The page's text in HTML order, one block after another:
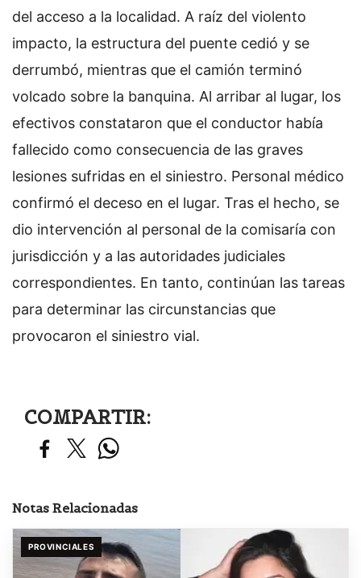
del acceso a la localidad. A raíz del violento
impacto, la estructura del puente cedió y se
derrumbó, mientras que el camión terminó
volcado sobre la banquina. Al arribar al lugar, los
efectivos constataron que el conductor había
fallecido como consecuencia de las graves
lesiones sufridas en el siniestro. Personal médico
confirmó el deceso en el lugar. Tras el hecho, se
dio intervención al personal de la comisaría con
jurisdicción y a las autoridades judiciales
correspondientes. En tanto, continúan las tareas
para determinar las circunstancias que
provocaron el siniestro vial.
COMPARTIR:
Notas Relacionadas
PROVINCIALES